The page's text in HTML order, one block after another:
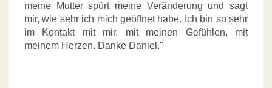
meine Mutter spürt meine Veränderung und sagt
mir, wie sehr ich mich geöffnet habe. Ich bin so sehr
im Kontakt mit mir, mit meinen Gefühlen, mit
meinem Herzen. Danke Daniel."